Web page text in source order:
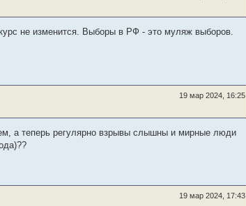
не изменится. Выборы в РФ - это муляж выборов.
19 мар 2024, 16:25
а теперь регулярно взрывы слышны и мирные люди
19 мар 2024, 17:43